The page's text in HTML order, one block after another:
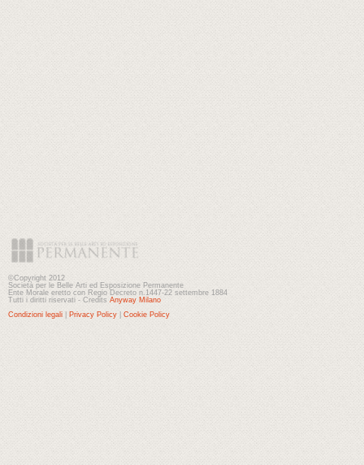
©Copyright 2012
Società per le Belle Arti ed Esposizione Permanente
Ente Morale eretto con Regio Decreto n.1447-22 settembre 1884
Tutti i diritti riservati - Credits Anyway Milano
Condizioni legali
Privacy Policy Cookie Policy